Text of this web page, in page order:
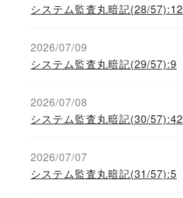
システム監査丸暗記(28/57):12
2026/07/09
システム監査丸暗記(29/57):9
2026/07/08
システム監査丸暗記(30/57):42
2026/07/07
システム監査丸暗記(31/57):5